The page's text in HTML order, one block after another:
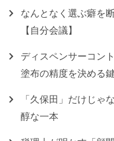
なんとなく選ぶ癖を
【自分会議】
ディスペンサーコン
塗布の精度を決める鍵
「久保田」だけじゃ
醇な一本